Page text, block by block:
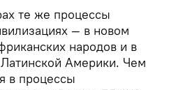
те же процессы
— в новом
народов и в
Америки. Чем
в процессы